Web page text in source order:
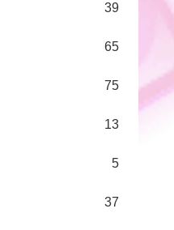
39
65
75
13
5
37